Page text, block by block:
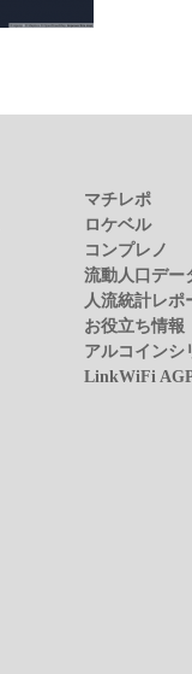
マチレポ
ロケベル
コンプレノ
流動人口デー
人流統計レポ
お役立ち情報
アルコインシ
LinkWiFi